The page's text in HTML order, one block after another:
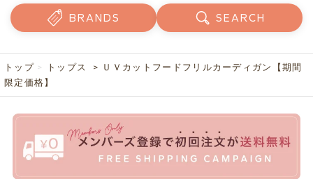
BRANDS SEARCH
トップ > トップス
> ＵＶカットフードフリルカーディガン【期間
限定価格】